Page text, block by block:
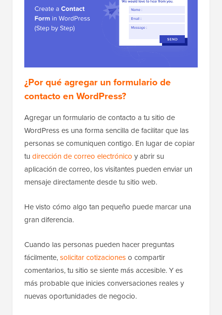
¿Por qué agregar un formulario de
contacto en WordPress?
Agregar un formulario de contacto a tu sitio de
WordPress es una forma sencilla de facilitar que las
personas se comuniquen contigo. En lugar de copiar
tu dirección de correo electrónico y abrir su
aplicación de correo, los visitantes pueden enviar un
mensaje directamente desde tu sitio web.
He visto cómo algo tan pequeño puede marcar una
gran diferencia.
Cuando las personas pueden hacer preguntas
fácilmente,solicitar cotizacioneso compartir
comentarios, tu sitio se siente más accesible. Y es
más probable que inicies conversaciones reales y
nuevas oportunidades de negocio.